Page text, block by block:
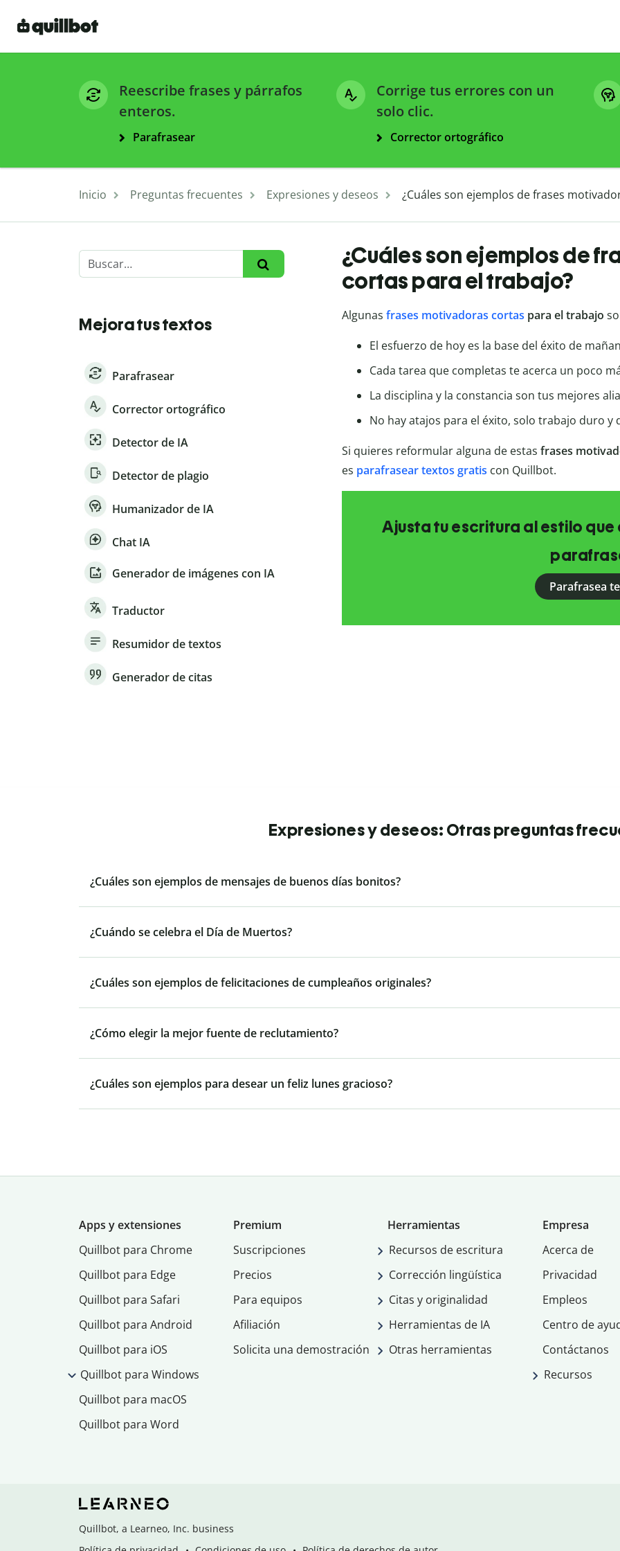
Reescribe frases y párrafos
enteros.
Parafrasear
Corrige tus errores con un
solo clic.
Corrector ortográfico
Inicio Preguntas frecuentes Expresiones y deseos ¿Cuáles son ejemplos de frases
Mejora tus textos
Parafrasear
Corrector ortográfico
Detector de IA
Detector de plagio
Humanizador de IA
Chat IA
Generador de imágenes con IA
Traductor
Resumidor de textos
Generador de citas
¿Cuáles son ejemplos de
cortas para el trabajo?
Algunas frases motivadoras cortas para el trabajo
El esfuerzo de hoy es la base del éxito de
Cada tarea que completas te acerca un poco
La disciplina y la constancia son tus mejores
No hay atajos para el éxito, solo trabajo duro y
Si quieres reformular alguna de estas frases
es parafrasear textos gratis con Quillbot.
Ajusta tu escritura al estilo
Parafrasea
Expresiones y deseos: Otras preguntas
¿Cuáles son ejemplos de mensajes de buenos días bonitos?
¿Cuándo se celebra el Día de Muertos?
¿Cuáles son ejemplos de felicitaciones de cumpleaños originales?
¿Cómo elegir la mejor fuente de reclutamiento?
¿Cuáles son ejemplos para desear un feliz lunes gracioso?
Apps y extensiones
Quillbot para Chrome
Quillbot para Edge
Quillbot para Safari
Quillbot para Android
Quillbot para iOS
Quillbot para Windows
Quillbot para macOS
Quillbot para Word
Premium
Suscripciones
Precios
Para equipos
Afiliación
Solicita una demostración
Herramientas
Recursos de escritura
Corrección lingüística
Citas y originalidad
Herramientas de IA
Otras herramientas
Empresa
Acerca de
Privacidad
Empleos
Centro de
Contáctanos
Recursos
Quillbot, a Learneo, Inc. business